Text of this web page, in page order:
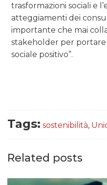
trasformazioni sociali e
atteggiamenti dei
importante che mai
stakeholder per
sociale positivo”.
Tags: sostenibilità,
Related posts